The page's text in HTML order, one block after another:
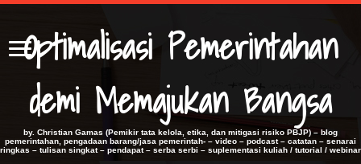
Optimalisasi Pemerintahan
demi Memajukan Bangsa
by. Christian Gamas (Pemikir tata kelola, etika, dan mitigasi risiko PBJP) – blog
pemerintahan, pengadaan barang/jasa pemerintah- – video – podcast – catatan – senarai
ringkas – tulisan singkat – pendapat – serba serbi – suplementasi kuliah / tutorial / webinar